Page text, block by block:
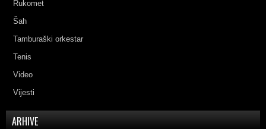
Rukomet
Šah
Tamburaški orkestar
Tenis
Video
Vijesti
ARHIVE